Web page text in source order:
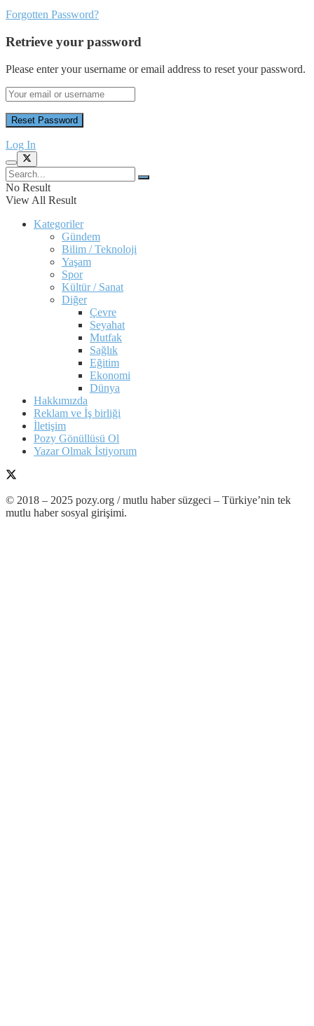
Forgotten Password?
Retrieve your password
Please enter your username or email address to reset your password.
Log In
No Result
View All Result
Kategoriler
Gündem
Bilim / Teknoloji
Yaşam
Spor
Kültür / Sanat
Diğer
Çevre
Seyahat
Mutfak
Sağlık
Eğitim
Ekonomi
Dünya
Hakkımızda
Reklam ve İş birliği
İletişim
Pozy Gönüllüsü Ol
Yazar Olmak İstiyorum
© 2018 – 2025 pozy.org / mutlu haber süzgeci – Türkiye’nin tek
mutlu haber sosyal girişimi.